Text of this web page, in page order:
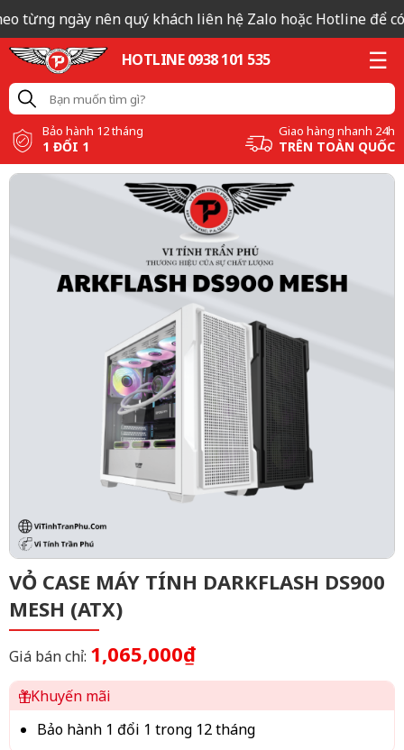
từng ngày nên quý khách liên hệ Zalo hoặc Hotline để có
HOTLINE 0938 101 535
Bảo hành 12 tháng
1 ĐỔI 1
Giao hàng nhanh 24h
TRÊN TOÀN QUỐC
VỎ CASE MÁY TÍNH DARKFLASH DS900
MESH (ATX)
Giá bán chỉ: 1,065,000₫
Khuyến mãi
Bảo hành 1 đổi 1 trong 12 tháng